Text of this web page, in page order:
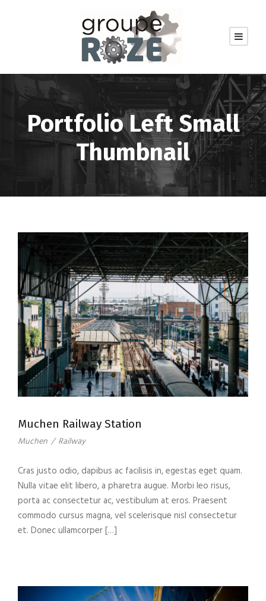
Portfolio Left Small
Thumbnail
Muchen Railway Station
Muchen / Railway
Cras justo odio, dapibus ac facilisis in, egestas eget quam.
Nulla vitae elit libero, a pharetra augue. Morbi leo risus,
porta ac consectetur ac, vestibulum at eros. Praesent
commodo cursus magna, vel scelerisque nisl consectetur
et. Donec ullamcorper […]